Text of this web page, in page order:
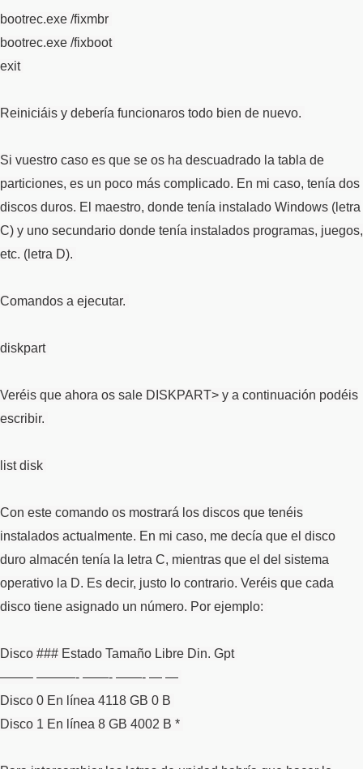
bootrec.exe /fixmbr
bootrec.exe /fixboot
exit
Reiniciáis y debería funcionaros todo bien de nuevo.
Si vuestro caso es que se os ha descuadrado la tabla de
particiones, es un poco más complicado. En mi caso, tenía dos
discos duros. El maestro, donde tenía instalado Windows (letra
C) y uno secundario donde tenía instalados programas, juegos,
etc. (letra D).
Comandos a ejecutar.
diskpart
Veréis que ahora os sale DISKPART> y a continuación podéis
escribir.
list disk
Con este comando os mostrará los discos que tenéis
instalados actualmente. En mi caso, me decía que el disco
duro almacén tenía la letra C, mientras que el del sistema
operativo la D. Es decir, justo lo contrario. Veréis que cada
disco tiene asignado un número. Por ejemplo:
Disco ### Estado Tamaño Libre Din. Gpt
——– ———- ——- ——- — —
Disco 0 En línea 4118 GB 0 B
Disco 1 En línea 8 GB 4002 B *